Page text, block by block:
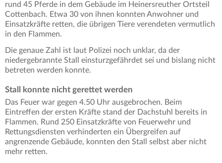
rund 45 Pferde in dem Gebäude im Heinersreuther Ortsteil
Cottenbach. Etwa 30 von ihnen konnten Anwohner und
Einsatzkräfte retten, die übrigen Tiere verendeten vermutlich
in den Flammen.
Die genaue Zahl ist laut Polizei noch unklar, da der
niedergebrannte Stall einsturzgefährdet sei und bislang nicht
betreten werden konnte.
Stall konnte nicht gerettet werden
Das Feuer war gegen 4.50 Uhr ausgebrochen. Beim
Eintreffen der ersten Kräfte stand der Dachstuhl bereits in
Flammen. Rund 250 Einsatzkräfte von Feuerwehr und
Rettungsdiensten verhinderten ein Übergreifen auf
angrenzende Gebäude, konnten den Stall selbst aber nicht
mehr retten.